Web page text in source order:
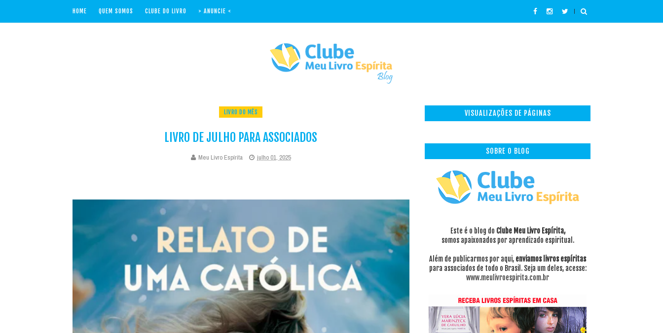
HOME QUEM SOMOS CLUBE DO LIVRO > ANUNCIE <
LIVRO DO MÊS
LIVRO DE JULHO PARA ASSOCIADOS
Meu Livro Espírita julho 01, 2025
VISUALIZAÇÕES DE PÁGINAS
SOBRE O BLOG
Este é o blog do Clube Meu Livro Espírita,
somos apaixonados por aprendizado espiritual.
Além de publicarmos por aqui, enviamos livros espíritas
para associados de todo o Brasil. Seja um deles, acesse:
www.meulivroespirita.com.br